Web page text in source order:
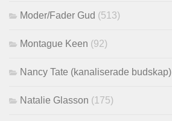
Moder/Fader Gud (513)
Montague Keen (92)
Nancy Tate (kanaliserade budskap)
Natalie Glasson (175)